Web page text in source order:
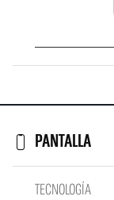
PANTALLA
TECNOLOGÍA